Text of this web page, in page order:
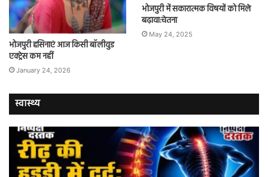
भोजपुरी हसिनाएं आज किसी बॉलीवुड
एक्ट्रेस कम नहीं
January 24, 2026
भोजपुरी में सकारात्मक विषयों को मिले
बढ़ावा:चेतना
May 24, 2025
स्वास्थ्य